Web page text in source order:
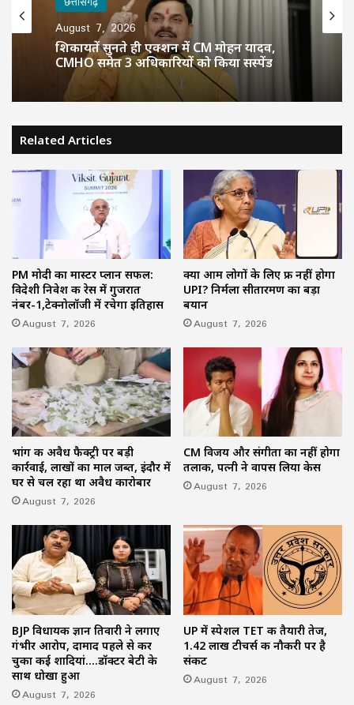
August 7, 2026
शिकायतें सुनते ही एक्शन में CM मोहन यादव,
CMHO समेत 3 अधिकारियों को किया सस्पेंड
Related Articles
PM मोदी का मास्टर प्लान सफल:
विदेशी निवेश की रेस में गुजरात
नंबर-1,टेक्नोलॉजी में रचेगा इतिहास
August 7, 2026
क्या आम लोगों के लिए फ्री नहीं होगा
UPI? निर्मला सीतारमण का बड़ा
बयान
August 7, 2026
भांग की अवैध फैक्ट्री पर बड़ी
कार्रवाई, लाखों का माल जब्त, इंदौर में
घर से चल रहा था अवैध कारोबार
August 7, 2026
CM विजय और संगीता का नहीं होगा
तलाक, पत्नी ने वापस लिया केस
August 7, 2026
BJP विधायक ज्ञान तिवारी ने लगाए
गंभीर आरोप, दामाद पहले से कर
चुका कई शादियां….डॉक्टर बेटी के
साथ धोखा हुआ
August 7, 2026
UP में स्पेशल TET की तैयारी तेज,
1.42 लाख टीचर्स की नौकरी पर है
संकट
August 7, 2026